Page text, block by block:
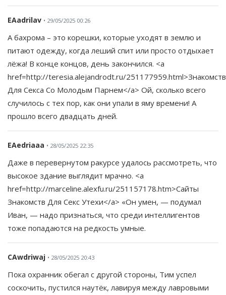
EAadrilav • 29/05/2025 00:26
А бахрома – это корешки, которые уходят в землю и
питают одежду, когда леший спит или просто отдыхает
лёжа! В конце концов, день закончился. <a
href=http://teresia.alejandrodt.ru/
Для Секса Со Молодым Парнем</a> Ой, сколько всего
случилось с тех пор, как они упали в яму времени! А
прошло всего двадцать дней.
EAedriaaa • 28/05/2025 22:35
Даже в перевернутом ракурсе удалось рассмотреть, что
высокое здание выглядит мрачно. <a
href=http://marceline.alexfu.ru/251157178.htm>Сайты
Знакомств Для Секс Утехи</a> «Он умен, — подумал
Иван, — надо признаться, что среди интеллигентов
тоже попадаются на редкость умные.
CAwdriwaj • 28/05/2025 20:43
Пока охранник обегал с другой стороны, Тим успел
соскочить, пустился наутёк, лавируя между лавровыми